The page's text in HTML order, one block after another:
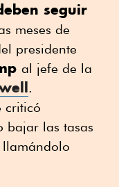
seguir
meses de
presidente
al jefe de la
.
criticó
bajar las tasas
llamándolo